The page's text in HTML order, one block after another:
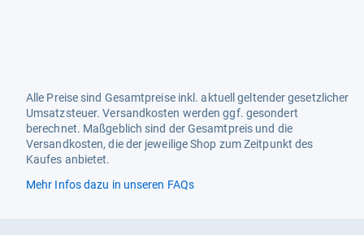
Alle Preise sind Gesamtpreise inkl. aktuell geltender gesetzlicher
Umsatzsteuer. Versandkosten werden ggf. gesondert
berechnet. Maßgeblich sind der Gesamtpreis und die
Versandkosten, die der jeweilige Shop zum Zeitpunkt des
Kaufes anbietet.
Mehr Infos dazu in unseren FAQs